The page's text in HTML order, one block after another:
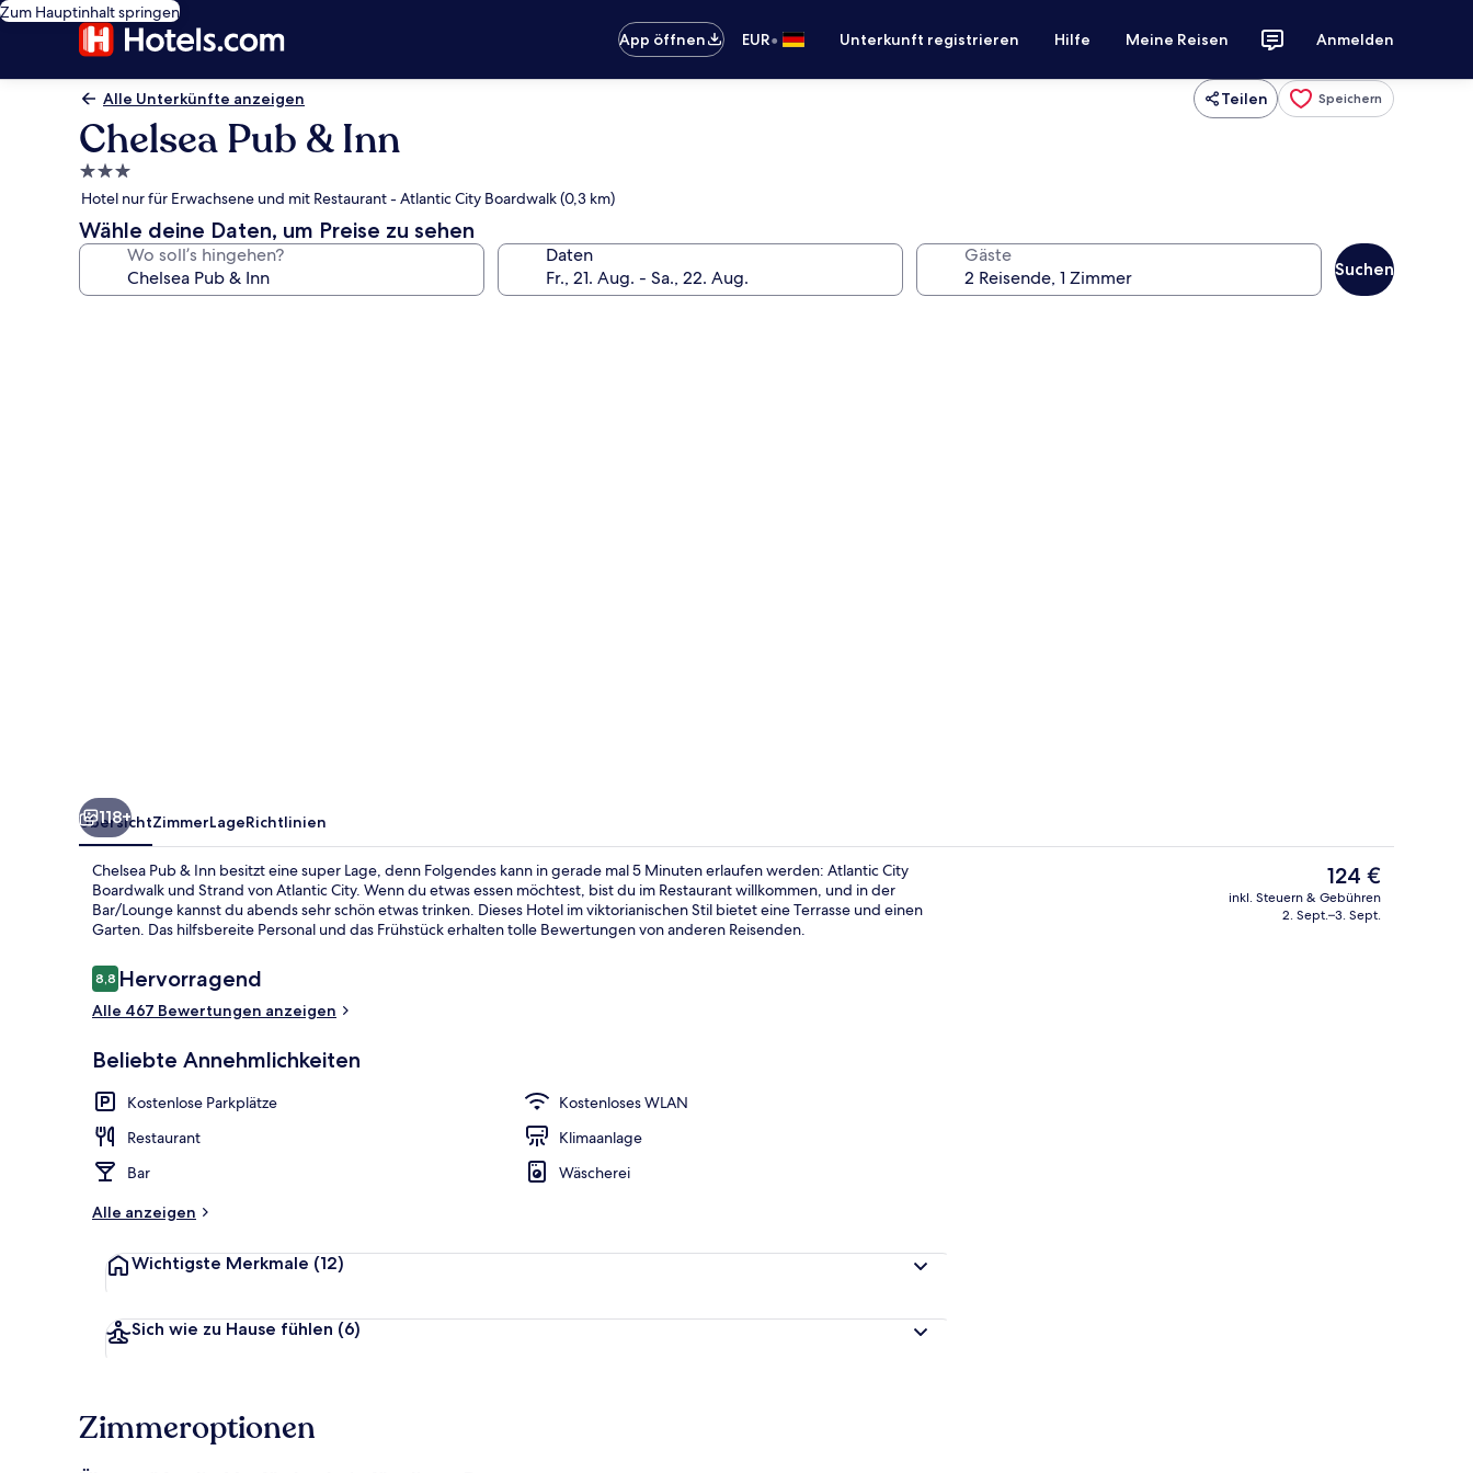
Zum Hauptinhalt springen
App öffnen
EUR• Unterkunft registrieren Hilfe Meine Reisen Anmelden
Alle Unterkünfte anzeigen Teilen Speichern
Chelsea Pub & Inn
3.0-
Sterne-
Unterkunft
Hotel nur für Erwachsene und mit Restaurant - Atlantic City Boardwalk (0,3 km)
Wähle deine Daten, um Preise zu sehen
Wo soll’s hingehen? Daten Gäste
Suchen
118+
ÜbersichtZimmerLageRichtlinien
Chelsea Pub & Inn besitzt eine super Lage, denn Folgendes kann in gerade mal 5 Minuten erlaufen werden: Atlantic City
Boardwalk und Strand von Atlantic City. Wenn du etwas essen möchtest, bist du im Restaurant willkommen, und in der
Bar/Lounge kannst du abends sehr schön etwas trinken. Dieses Hotel im viktorianischen Stil bietet eine Terrasse und einen
Garten. Das hilfsbereite Personal und das Frühstück erhalten tolle Bewertungen von anderen Reisenden.
Bewertungen
8,88,8 von 10.
Hervorragend
Alle 467 Bewertungen anzeigen
Beliebte Annehmlichkeiten
Kostenlose Parkplätze
Kostenloses WLAN
Restaurant
Klimaanlage
Bar
Wäscherei
Alle anzeigen
Wichtigste Merkmale (12)
Sich wie zu Hause fühlen (6)
Der
aktuelle
Preis
124 €
inkl. Steuern & Gebühren
2. Sept.–3. Sept.
Zimmeroptionen